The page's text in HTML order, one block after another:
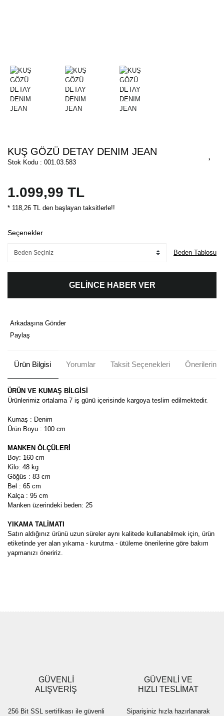
KUŞ GÖZÜ DETAY DENIM JEAN
Stok Kodu : 001.03.583
1.099,99 TL
* 118,26 TL den başlayan taksitlerle!!
Seçenekler
Beden Tablosu
GELİNCE HABER VER
Arkadaşına Gönder
Paylaş
Ürün Bilgisi Yorumlar Taksit Seçenekleri Önerileriniz
ÜRÜN VE KUMAŞ BİLGİSİ
Ürünlerimiz ortalama 7 iş günü içerisinde kargoya teslim edilmektedir.
Kumaş : Denim
Ürün Boyu : 100 cm
MANKEN ÖLÇÜLERİ
Boy: 160 cm
Kilo: 48 kg
Göğüs : 83 cm
Bel : 65 cm
Kalça : 95 cm
Manken üzerindeki beden: 25
YIKAMA TALİMATI
Satın aldığınız ürünü uzun süreler aynı kalitede kullanabilmek için, ürün
etiketinde yer alan yıkama - kurutma - ütüleme önerilerine göre bakım
yapmanızı öneririz.
Ürün fiyatı diğer sitelerden daha pahalı.
Bu ürüne benzer farklı alternatifler olmalı.
GÜVENLİ
ALIŞVERİŞ
256 Bit SSL sertifikası ile güvenli
GÜVENLİ VE
HIZLI TESLİMAT
Siparişiniz hızla hazırlanarak